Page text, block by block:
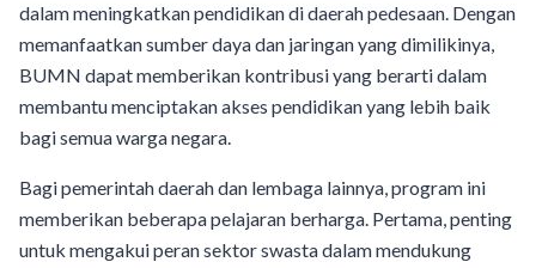
dalam meningkatkan pendidikan di daerah pedesaan. Dengan
memanfaatkan sumber daya dan jaringan yang dimilikinya,
BUMN dapat memberikan kontribusi yang berarti dalam
membantu menciptakan akses pendidikan yang lebih baik
bagi semua warga negara.
Bagi pemerintah daerah dan lembaga lainnya, program ini
memberikan beberapa pelajaran berharga. Pertama, penting
untuk mengakui peran sektor swasta dalam mendukung